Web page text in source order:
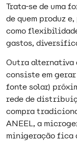
Trata-se de uma
de quem produz
como
gastos,
Outra alternativa
consiste em
fonte solar)
rede de
compra
ANEEL, a
minigeração fica